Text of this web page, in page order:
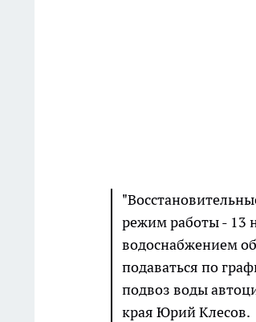
режим работы - 13
водоснабжением
подаваться по
подвоз воды
края Юрий Клесов.